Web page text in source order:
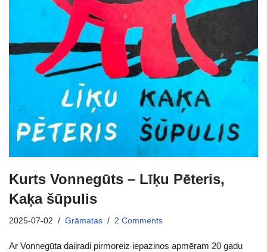
Kurts Vonnegūts – Līķu Pēteris,
Kaķa šūpulis
2025-07-02 Grāmatas 2 Comments
Ar Vonnegūta daiļradi pirmoreiz iepazinos apmēram 20 gadu